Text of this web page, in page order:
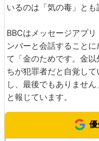
いるのは「気の毒」とも
BBCはメッセージアプ
ンバーと会話すること
て「金のためです。金
ちが犯罪者だと自覚し
し、最後でもありませ
と報じています。